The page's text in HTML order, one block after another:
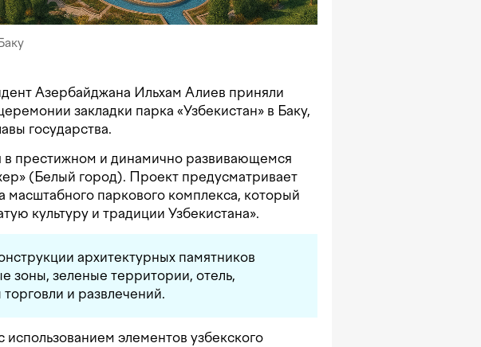
Азербайджана Ильхам Алиев приняли
закладки парка «Узбекистан» в Баку,
государства.
в престижном и динамично развивающемся
(Белый город). Проект предусматривает
масштабного паркового комплекса, который
культуру и традиции Узбекистана».
архитектурных памятников
зоны, зеленые территории, отель,
и развлечений.
элементов узбекского